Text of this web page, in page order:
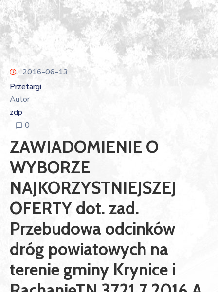
2016-06-13
Przetargi
Autor
zdp
0
ZAWIADOMIENIE O
WYBORZE
NAJKORZYSTNIEJSZEJ
OFERTY dot. zad.
Przebudowa odcinków
dróg powiatowych na
terenie gminy Krynice i